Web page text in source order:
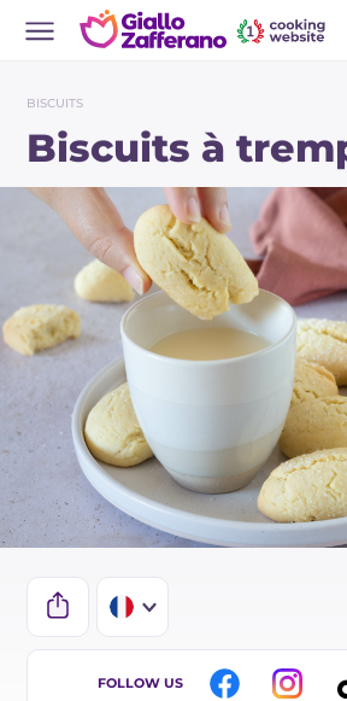
BISCUITS
Biscuits à
IT
FOLLOW US